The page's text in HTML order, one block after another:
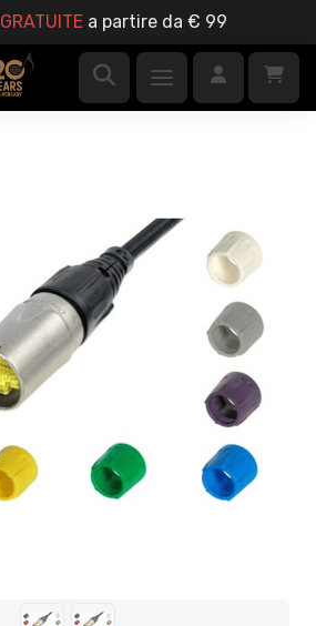
GRATUITEa partire da € 99